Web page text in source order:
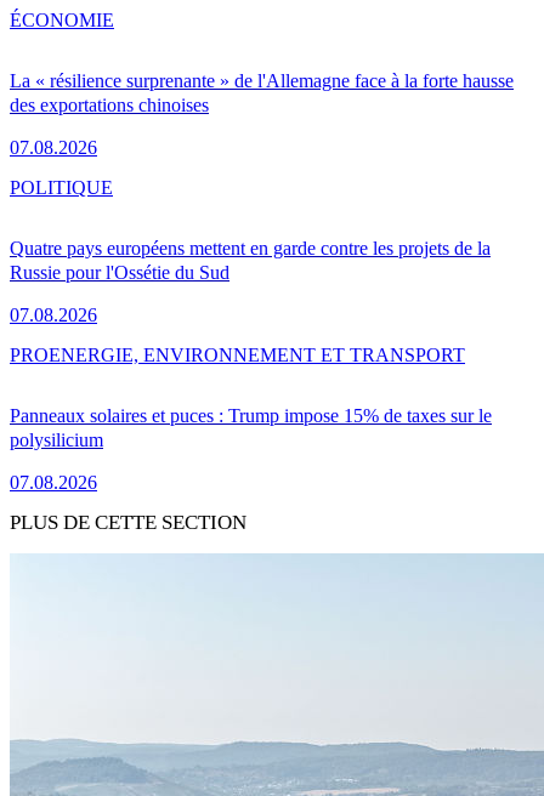
La « résilience surprenante » de l'Allemagne face à la forte hausse
des exportations chinoises
07.08.2026
ÉCONOMIE
Quatre pays européens mettent en garde contre les projets de la
Russie pour l'Ossétie du Sud
07.08.2026
POLITIQUE
Panneaux solaires et puces : Trump impose 15% de taxes sur le
polysilicium
07.08.2026
PROENERGIE, ENVIRONNEMENT ET TRANSPORT
PLUS DE CETTE SECTION